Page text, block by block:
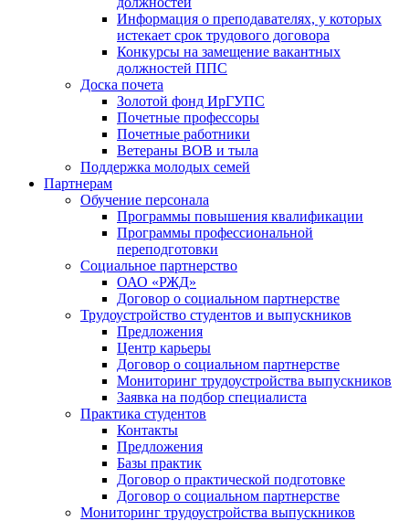
Информация о преподавателях, у которых
истекает срок трудового договора
Конкурсы на замещение вакантных
должностей ППС
Доска почета
Золотой фонд ИрГУПС
Почетные профессоры
Почетные работники
Ветераны ВОВ и тыла
Поддержка молодых семей
Партнерам
Обучение персонала
Программы повышения квалификации
Программы профессиональной
переподготовки
Социальное партнерство
ОАО «РЖД»
Договор о социальном партнерстве
Трудоустройство студентов и выпускников
Предложения
Центр карьеры
Договор о социальном партнерстве
Мониторинг трудоустройства выпускников
Заявка на подбор специалиста
Практика студентов
Контакты
Предложения
Базы практик
Договор о практической подготовке
Договор о социальном партнерстве
Мониторинг трудоустройства выпускников